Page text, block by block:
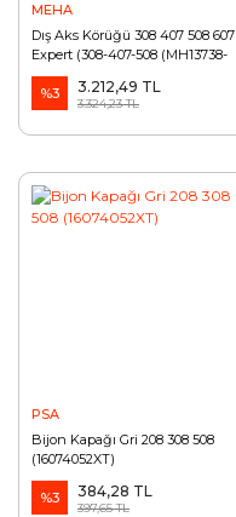
MEHA
Dış Aks Körüğü 308 407 508 607
Expert (308-407-508 (MH13738-
3293.C7)
%3
3.212,49 TL
3.324,23 TL
PSA
Bijon Kapağı Gri 208 308 508
(16074052XT)
%3 384,28 TL
397,65 TL